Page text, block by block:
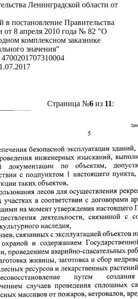
Ленинградской области от
постановление Правительства
от 8 апреля 2010 года № 82 "О
комплексном заказнике
значения"
4700201707310004
Страница №6 из 11: